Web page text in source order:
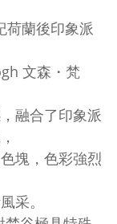
荷蘭後印象派
文森・梵
融合了印象派
塊， 色彩強烈
采。